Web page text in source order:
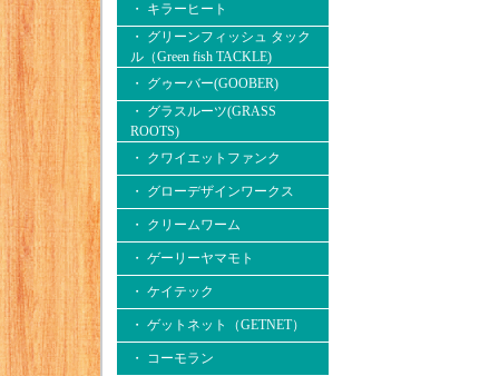
・ キラーヒート
・ グリーンフィッシュ タック
ル（Green fish TACKLE)
・ グゥーバー(GOOBER)
・ グラスルーツ(GRASS
ROOTS)
・ クワイエットファンク
・ グローデザインワークス
・ クリームワーム
・ ゲーリーヤマモト
・ ケイテック
・ ゲットネット（GETNET）
・ コーモラン